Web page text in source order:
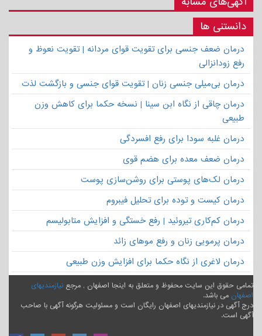
دانستنی ها
درمان ضعف جنسی برای تقویت قوای مردانه | تقویت نعوظ و
رفع زودانزالی
درمان بی‌میلی جنسی زنان | تقویت قوای جنسی و بازگشت لذت
درمان چاقی از نگاه ابن سینا | نسخه حکما برای کاهش وزن
طبیعی
درمان غلبه سودا برای رفع افسردگی
درمان ضعف معده برای هضم قوی
درمان لک‌های پوستی برای روشن‌سازی پوست
درمان کیست و توده برای تحلیل فیبروم
درمان کم‌کاری تیروئید | رفع خستگی و افزایش متابولیسم
درمان پرمویی زنان و رفع موهای زائد
درمان لاغری از نگاه حکما برای افزایش وزن طبیعی
تمامی حقوق این سایت محفوظ و متعلق به اینجا اصفهان , مرجع نیازمندیهای
اصفهان می باشد.
درج آگهی در نیازمندیهای اصفهان رایگان است و مسئولیت هرگونه آگهی با صاحب
آگهی است.